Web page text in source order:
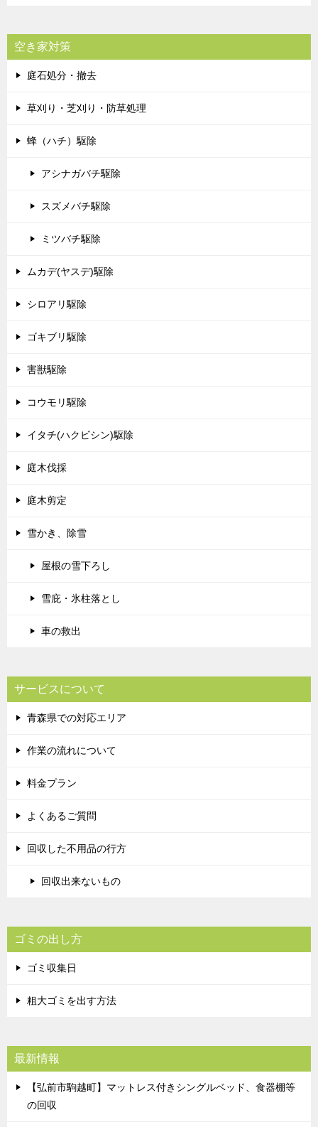
空き家対策
庭石処分・撤去
草刈り・芝刈り・防草処理
蜂（ハチ）駆除
アシナガバチ駆除
スズメバチ駆除
ミツバチ駆除
ムカデ(ヤスデ)駆除
シロアリ駆除
ゴキブリ駆除
害獣駆除
コウモリ駆除
イタチ(ハクビシン)駆除
庭木伐採
庭木剪定
雪かき、除雪
屋根の雪下ろし
雪庇・氷柱落とし
車の救出
サービスについて
青森県での対応エリア
作業の流れについて
料金プラン
よくあるご質問
回収した不用品の行方
回収出来ないもの
ゴミの出し方
ゴミ収集日
粗大ゴミを出す方法
最新情報
【弘前市駒越町】マットレス付きシングルベッド、食器棚等
の回収